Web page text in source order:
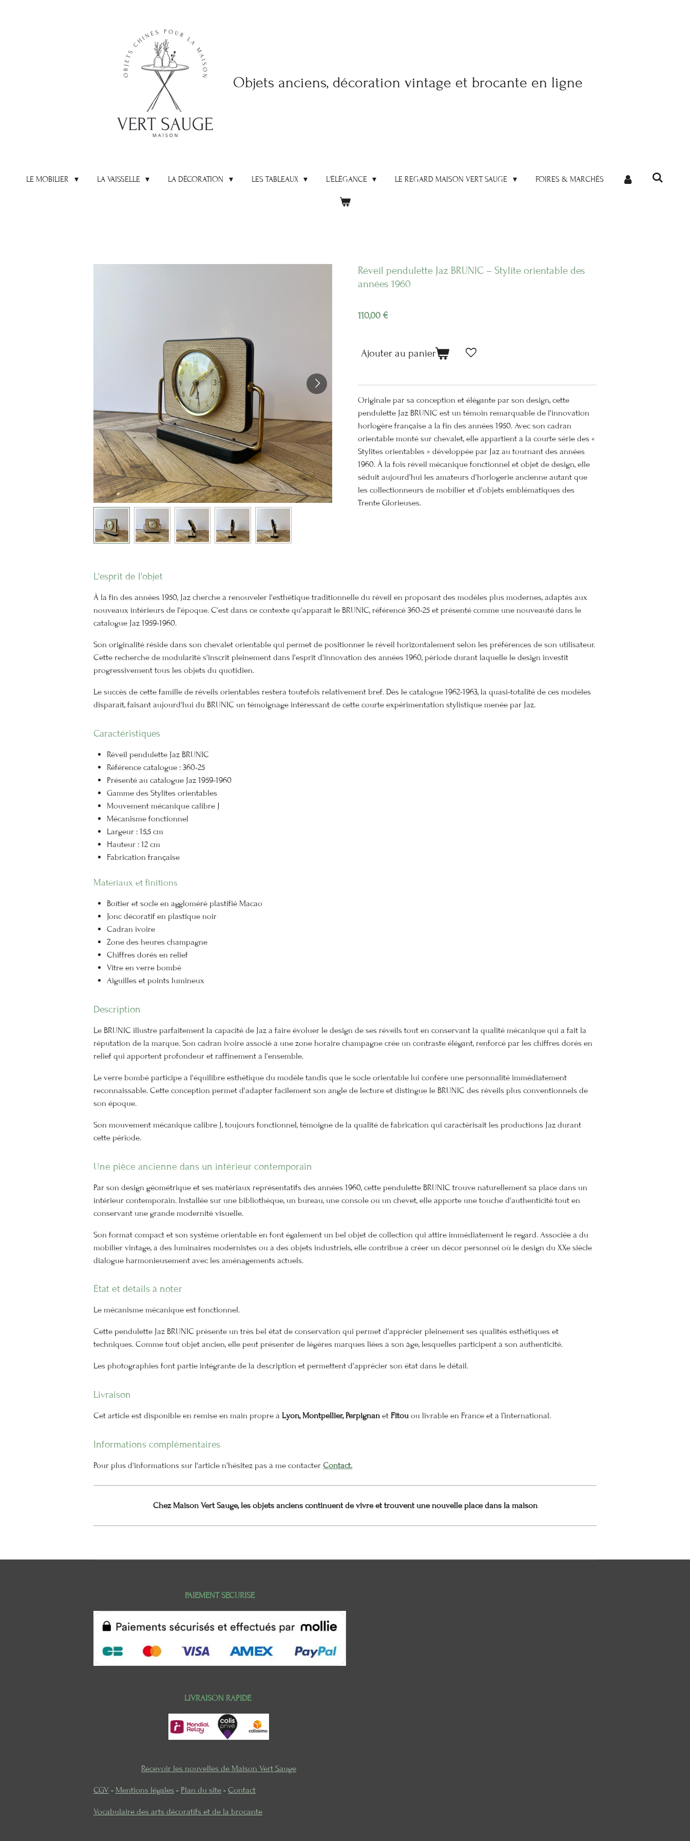
Objets anciens, décoration vintage et brocante en ligne
LE MOBILIER LA VAISSELLE LA DÉCORATION LES TABLEAUX L'ÉLÉGANCE LE REGARD MAISON VERT SAUGE FOIRES & MARCHÉS
Réveil pendulette Jaz BRUNIC – Stylite orientable des
années 1960
110,00 €
Ajouter au panier
Originale par sa conception et élégante par son design, cette
pendulette Jaz BRUNIC est un témoin remarquable de l'innovation
horlogère française à la fin des années 1950. Avec son cadran
orientable monté sur chevalet, elle appartient à la courte série des «
Stylites orientables » développée par Jaz au tournant des années
1960. À la fois réveil mécanique fonctionnel et objet de design, elle
séduit aujourd'hui les amateurs d'horlogerie ancienne autant que
les collectionneurs de mobilier et d'objets emblématiques des
Trente Glorieuses.
L'esprit de l'objet
À la fin des années 1950, Jaz cherche à renouveler l'esthétique traditionnelle du réveil en proposant des modèles plus modernes, adaptés aux
nouveaux intérieurs de l'époque. C'est dans ce contexte qu'apparaît le BRUNIC, référencé 360-25 et présenté comme une nouveauté dans le
catalogue Jaz 1959-1960.
Son originalité réside dans son chevalet orientable qui permet de positionner le réveil horizontalement selon les préférences de son utilisateur.
Cette recherche de modularité s'inscrit pleinement dans l'esprit d'innovation des années 1960, période durant laquelle le design investit
progressivement tous les objets du quotidien.
Le succès de cette famille de réveils orientables restera toutefois relativement bref. Dès le catalogue 1962-1963, la quasi-totalité de ces modèles
disparaît, faisant aujourd'hui du BRUNIC un témoignage intéressant de cette courte expérimentation stylistique menée par Jaz.
Caractéristiques
Réveil pendulette Jaz BRUNIC
Référence catalogue : 360-25
Présenté au catalogue Jaz 1959-1960
Gamme des Stylites orientables
Mouvement mécanique calibre J
Mécanisme fonctionnel
Largeur : 15,5 cm
Hauteur : 12 cm
Fabrication française
Matériaux et finitions
Boîtier et socle en aggloméré plastifié Macao
Jonc décoratif en plastique noir
Cadran ivoire
Zone des heures champagne
Chiffres dorés en relief
Vitre en verre bombé
Aiguilles et points lumineux
Description
Le BRUNIC illustre parfaitement la capacité de Jaz à faire évoluer le design de ses réveils tout en conservant la qualité mécanique qui a fait la
réputation de la marque. Son cadran ivoire associé à une zone horaire champagne crée un contraste élégant, renforcé par les chiffres dorés en
relief qui apportent profondeur et raffinement à l'ensemble.
Le verre bombé participe à l'équilibre esthétique du modèle tandis que le socle orientable lui confère une personnalité immédiatement
reconnaissable. Cette conception permet d'adapter facilement son angle de lecture et distingue le BRUNIC des réveils plus conventionnels de
son époque.
Son mouvement mécanique calibre J, toujours fonctionnel, témoigne de la qualité de fabrication qui caractérisait les productions Jaz durant
cette période.
Une pièce ancienne dans un intérieur contemporain
Par son design géométrique et ses matériaux représentatifs des années 1960, cette pendulette BRUNIC trouve naturellement sa place dans un
intérieur contemporain. Installée sur une bibliothèque, un bureau, une console ou un chevet, elle apporte une touche d'authenticité tout en
conservant une grande modernité visuelle.
Son format compact et son système orientable en font également un bel objet de collection qui attire immédiatement le regard. Associée à du
mobilier vintage, à des luminaires modernistes ou à des objets industriels, elle contribue à créer un décor personnel où le design du XXe siècle
dialogue harmonieusement avec les aménagements actuels.
État et détails à noter
Le mécanisme mécanique est fonctionnel.
Cette pendulette Jaz BRUNIC présente un très bel état de conservation qui permet d'apprécier pleinement ses qualités esthétiques et
techniques. Comme tout objet ancien, elle peut présenter de légères marques liées à son âge, lesquelles participent à son authenticité.
Les photographies font partie intégrante de la description et permettent d'apprécier son état dans le détail.
Livraison
Cet article est disponible en remise en main propre à Lyon, Montpellier, Perpignan et Fitou ou livrable en France et à l’international.
Informations complémentaires
Pour plus d'informations sur l'article n'hésitez pas à me contacter Contact.
Chez Maison Vert Sauge, les objets anciens continuent de vivre et trouvent une nouvelle place dans la maison
PAIEMENT SECURISE
LIVRAISON RAPIDE
Recevoir les nouvelles de Maison Vert Sauge
CGV - Mentions légales - Plan du site - Contact
Vocabulaire des arts décoratifs et de la brocante